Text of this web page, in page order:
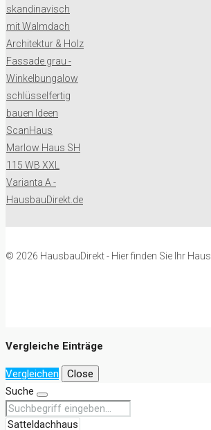
© 2026 HausbauDirekt - Hier finden Sie Ihr Haus
Vergleiche Einträge
Vergleichen
Close
Suche